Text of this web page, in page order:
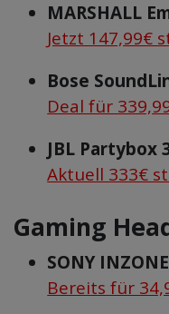
MARSHALL
Jetzt 147,99€
Bose
Deal für
JBL Partybox
Aktuell 333€
Gaming
SONY
Bereits für